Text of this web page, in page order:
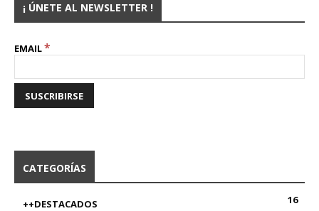
¡ ÚNETE AL NEWSLETTER !
EMAIL*
CATEGORÍAS
++DESTACADOS
16